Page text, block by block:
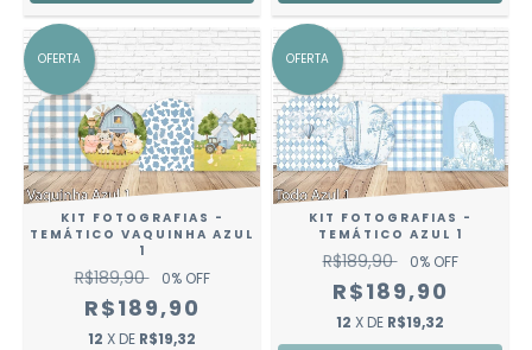
OFERTA
KIT FOTOGRAFIAS -
TEMÁTICO VAQUINHA AZUL
1
R$189,90 0% OFF
R$189,90
12 X DE R$19,32
OFERTA
KIT FOTOGRAFIAS -
TEMÁTICO AZUL 1
R$189,90 0% OFF
R$189,90
12 X DE R$19,32